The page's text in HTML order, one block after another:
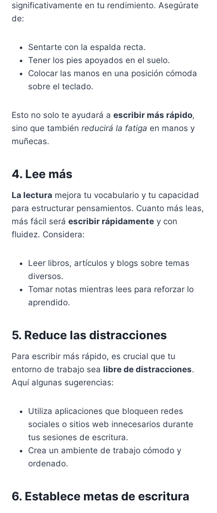
significativamente en tu rendimiento. Asegúrate
de:
Sentarte con la espalda recta.
Tener los pies apoyados en el suelo.
Colocar las manos en una posición cómoda
sobre el teclado.
Esto no solo te ayudará a escribir más rápido,
sino que también reducirá la fatiga en manos y
muñecas.
4. Lee más
La lectura mejora tu vocabulario y tu capacidad
para estructurar pensamientos. Cuanto más leas,
más fácil será escribir rápidamente y con
fluidez. Considera:
Leer libros, artículos y blogs sobre temas
diversos.
Tomar notas mientras lees para reforzar lo
aprendido.
5. Reduce las distracciones
Para escribir más rápido, es crucial que tu
entorno de trabajo sea libre de distracciones.
Aquí algunas sugerencias:
Utiliza aplicaciones que bloqueen redes
sociales o sitios web innecesarios durante
tus sesiones de escritura.
Crea un ambiente de trabajo cómodo y
ordenado.
6. Establece metas de escritura